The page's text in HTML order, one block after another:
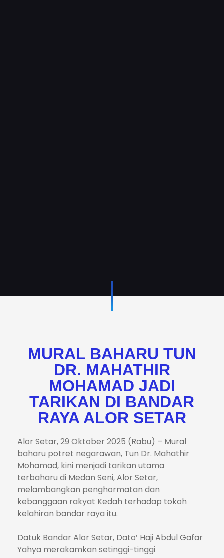
MURAL BAHARU TUN
DR. MAHATHIR
MOHAMAD JADI
TARIKAN DI BANDAR
RAYA ALOR SETAR
Alor Setar, 29 Oktober 2025 (Rabu) – Mural
baharu potret negarawan, Tun Dr. Mahathir
Mohamad, kini menjadi tarikan utama
terbaharu di Medan Seni, Alor Setar,
melambangkan penghormatan dan
kebanggaan rakyat Kedah terhadap tokoh
kelahiran bandar raya itu.
Datuk Bandar Alor Setar, Dato’ Haji Abdul Gafar
Yahya merakamkan setinggi-tinggi